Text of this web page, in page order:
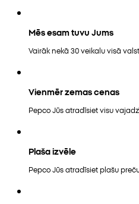
Mēs esam tuvu Jums
Vairāk nekā 30 veikalu visā
Vienmēr zemas cenas
Pepco Jūs atradīsiet visu
Plaša izvēle
Pepco Jūs atradīsiet plašu